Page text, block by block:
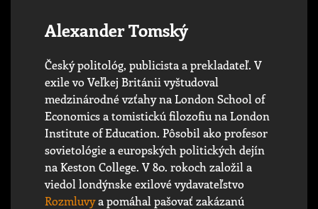
Alexander Tomský
Český politológ, publicista a prekladateľ. V
exile vo Veľkej Británii vyštudoval
medzinárodné vzťahy na London School of
Economics a tomistickú filozofiu na London
Institute of Education. Pôsobil ako profesor
sovietológie a europských politických dejín
na Keston College. V 80. rokoch založil a
viedol londýnske exilové vydavateľstvo
Rozmluvya pomáhal pašovať zakázanú